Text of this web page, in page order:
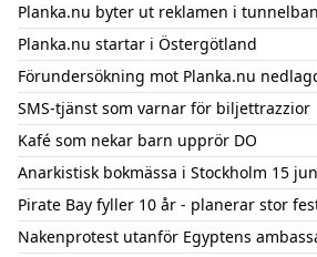
Planka.nu byter ut reklamen i
Planka.nu startar i Östergötland
Förundersökning mot Planka.nu
SMS-tjänst som varnar för biljettrazzior
Kafé som nekar barn upprör DO
Anarkistisk bokmässa i Stockholm 15
Pirate Bay fyller 10 år - planerar stor
Nakenprotest utanför Egyptens